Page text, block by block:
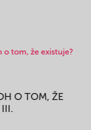
O TOM, ŽE
III.